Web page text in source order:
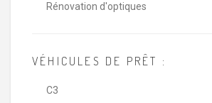
Rénovation d'optiques
VÉHICULES DE PRÊT :
C3